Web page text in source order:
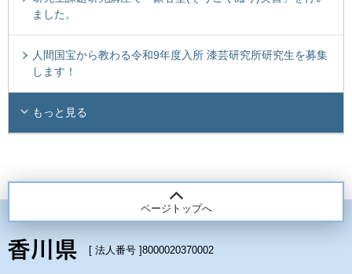
ました。
人間国宝から教わる令和9年度入所 漆芸研究所研究生を募集
します！
もっと見る
ページトップへ
[ 法人番号 ]8000020370002